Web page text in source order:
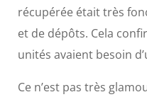
récupérée était très
et de dépôts. Cela
unités avaient besoin
Ce n’est pas très